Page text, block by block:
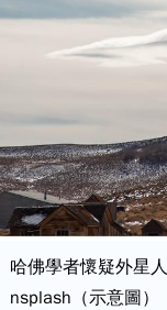
哈佛學者懷疑外星
nsplash（示意圖）